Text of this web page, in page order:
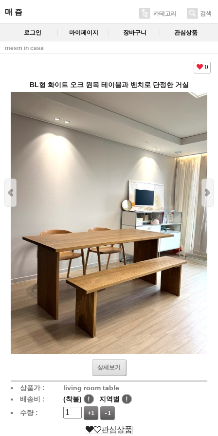
매 즘 카테고리 검색
로그인 마이페이지 장바구니 관심상품
mesm in casa
0
BL형 화이트 오크 원목 테이블과 벤치로 단정한 거실
상세보기
상품가 :
living room table
배송비 :
(착불) ! 지역별
!
수량 :
+1 -1
관심상품